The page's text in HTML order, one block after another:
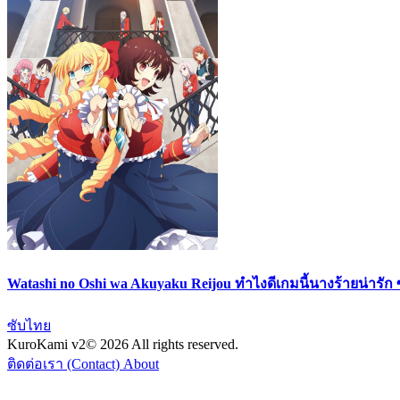
Watashi no Oshi wa Akuyaku Reijou ทำไงดีเกมนี้นางร้ายน่ารัก
ซับไทย
KuroKami v2© 2026 All rights reserved.
ติดต่อเรา (Contact) About